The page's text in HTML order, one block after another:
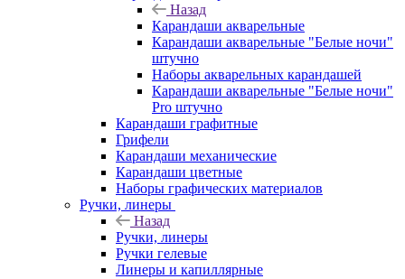
Назад
Карандаши акварельные
Карандаши акварельные "Белые ночи"
штучно
Наборы акварельных карандашей
Карандаши акварельные "Белые ночи"
Pro штучно
Карандаши графитные
Грифели
Карандаши механические
Карандаши цветные
Наборы графических материалов
Ручки, линеры
Назад
Ручки, линеры
Ручки гелевые
Линеры и капиллярные